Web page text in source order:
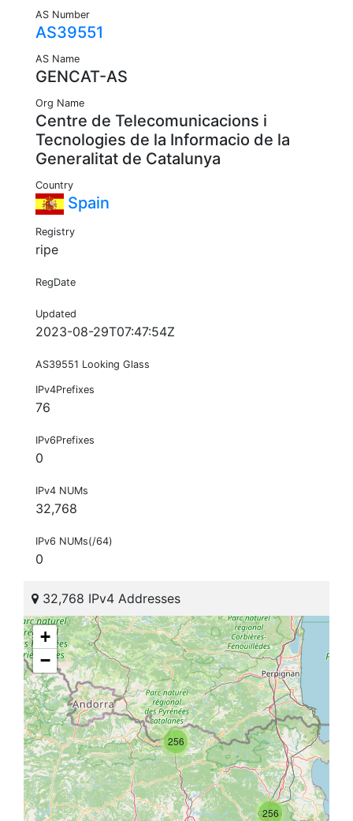
AS Number
AS39551
AS Name
GENCAT-AS
Org Name
Centre de Telecomunicacions i
Tecnologies de la Informacio de la
Generalitat de Catalunya
Country
Spain
Registry
ripe
RegDate
Updated
2023-08-29T07:47:54Z
AS39551 Looking Glass
IPv4Prefixes
76
IPv6Prefixes
0
IPv4 NUMs
32,768
IPv6 NUMs(/64)
0
32,768 IPv4 Addresses
256
256
+
−